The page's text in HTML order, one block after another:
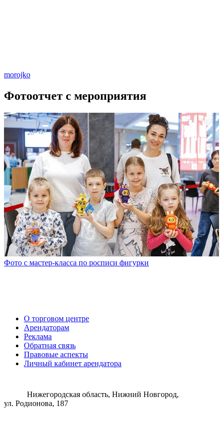
morojko
Фотоотчет с мероприятия
Фото с мастер-класса по росписи фигурки
О торговом центре
Арендаторам
Реклама
Обратная связь
Правовые аспекты
Личный кабинет арендатора
Нижегородская область, Нижний Новгород,
ул. Родионова, 187